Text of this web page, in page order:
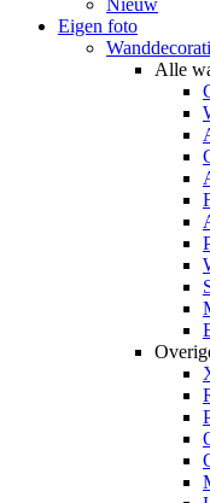
Eigen foto
Alle